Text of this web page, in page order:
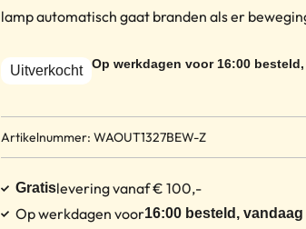
lamp automatisch gaat branden als er
Uitverkocht Op werkdagen voor 16:00
Artikelnummer: WAOUT1327BEW-Z
Gratislevering vanaf € 100,-
Op werkdagen voor16:00 besteld,